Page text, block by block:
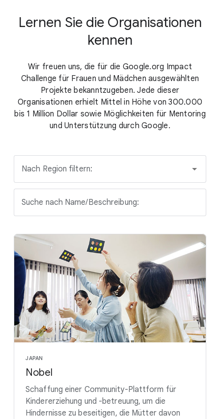
Lernen Sie die Organisationen
kennen
Wir freuen uns, die für die Google.org Impact
Challenge für Frauen und Mädchen ausgewählten
Projekte bekanntzugeben. Jede dieser
Organisationen erhielt Mittel in Höhe von 300.000
bis 1 Million Dollar sowie Möglichkeiten für Mentoring
und Unterstützung durch Google.
Nach Region filtern:
Suche nach Name/Beschreibung:
JAPAN
Nobel
Schaffung einer Community-Plattform für
Kindererziehung und -betreuung, um die
Hindernisse zu beseitigen, die Mütter davon